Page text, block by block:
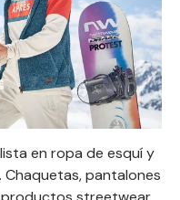
en ropa de esquí y
pantalones